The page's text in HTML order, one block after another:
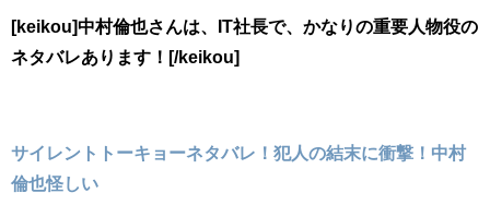
[keikou]中村倫也さんは、IT社長で、かなりの重要人物役の
ネタバレあります！[/keikou]
サイレントトーキョーネタバレ！犯人の結末に衝撃！中村
倫也怪しい